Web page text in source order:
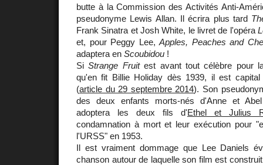
butte à la Commission des Activités Anti-
pseudonyme Lewis Allan. Il écrira plus tard
Frank Sinatra et Josh White, le livret de l'opéra
et, pour Peggy Lee, Apples, Peaches and
adaptera en Scoubidou !
SiStrange Fruitest avant tout célèbre pour
qu'en fit Billie Holiday dès 1939, il est capital
(article du 29 septembre 2014). Son
des deux enfants morts-nés d'Anne et
adoptera les deux fils d'Ethel et Julius
condamnation à mort et leur exécution pour
l'URSS" en 1953.
Il est vraiment dommage que Lee Daniels
chanson autour de laquelle son film est